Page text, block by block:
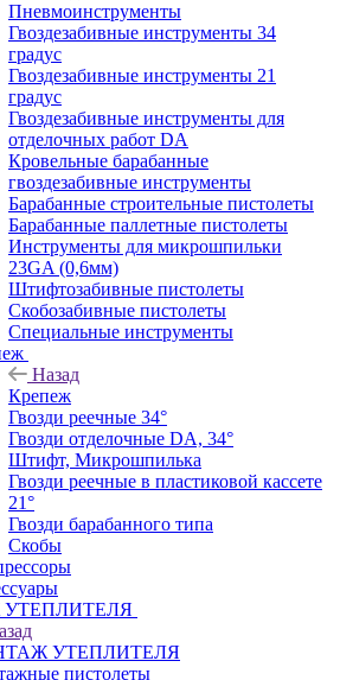
Пневмоинструменты
Гвоздезабивные инструменты 34
градус
Гвоздезабивные инструменты 21
градус
Гвоздезабивные инструменты для
отделочных работ DA
Кровельные барабанные
гвоздезабивные инструменты
Барабанные строительные пистолеты
Барабанные паллетные пистолеты
Инструменты для микрошпильки
23GA (0,6мм)
Штифтозабивные пистолеты
Скобозабивные пистолеты
Специальные инструменты
Назад
Крепеж
Гвозди реечные 34°
Гвозди отделочные DA, 34°
Штифт, Микрошпилька
Гвозди реечные в пластиковой кассете
21°
Гвозди барабанного типа
Скобы
УТЕПЛИТЕЛЯ
пистолеты